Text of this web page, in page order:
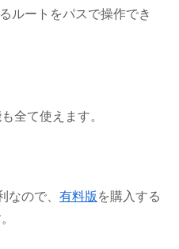
ルートをパスで操作でき
全て使えます。
なので、 有料版 を購入する